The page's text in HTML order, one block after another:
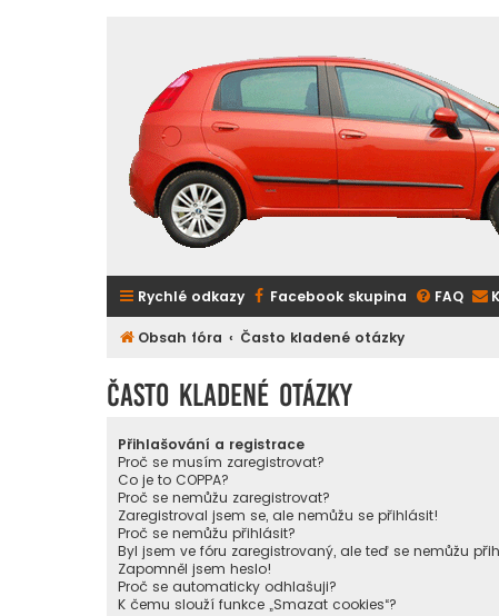
Rychlé odkazy Facebook skupina FAQ
Obsah fóra Často kladené otázky
Často kladené otázky
Přihlašování a registrace
Proč se musím zaregistrovat?
Co je to COPPA?
Proč se nemůžu zaregistrovat?
Zaregistroval jsem se, ale nemůžu se přihlásit!
Proč se nemůžu přihlásit?
Byl jsem ve fóru zaregistrovaný, ale teď se nemůžu
Zapomněl jsem heslo!
Proč se automaticky odhlašuji?
K čemu slouží funkce „Smazat cookies“?